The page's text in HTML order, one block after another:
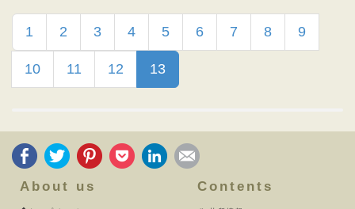
1 2 3 4 5 6 7 8 9
10 11 12 13
About us Contents